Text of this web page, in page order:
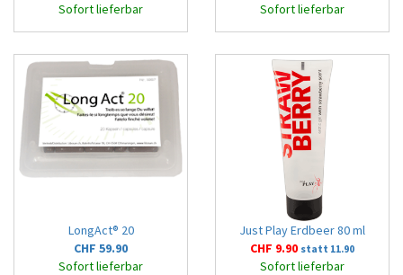
Sofort lieferbar
Sofort lieferbar
LongAct® 20
CHF 59.90
Sofort lieferbar
Just Play Erdbeer 80 ml
CHF 9.90 statt 11.90
Sofort lieferbar